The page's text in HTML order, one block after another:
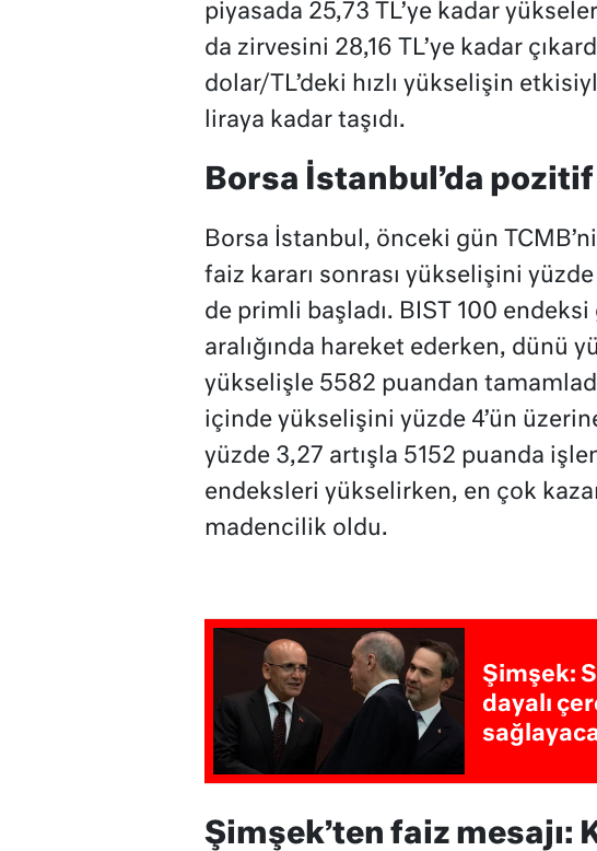
piyasada 25,73 TL’ye kadar
da zirvesini 28,16 TL’ye kadar
dolar/TL’deki hızlı yükselişin
liraya kadar taşıdı.
Borsa İstanbul’da
Borsa İstanbul, önceki gün
faiz kararı sonrası yükselişini
de primli başladı. BIST 100
aralığında hareket ederken, dünü
yükselişle 5582 puandan
içinde yükselişini yüzde 4’ün
yüzde 3,27 artışla 5152 puanda
endeksleri yükselirken, en çok
madencilik oldu.
Şimşek:
dayalı
Şimşek’ten faiz mesajı: